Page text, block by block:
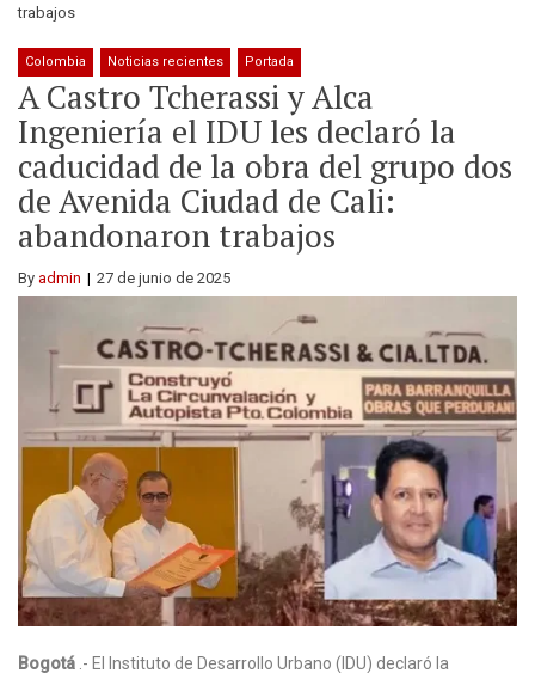
trabajos
Colombia Noticias recientes Portada
A Castro Tcherassi y Alca
Ingeniería el IDU les declaró la
caducidad de la obra del grupo dos
de Avenida Ciudad de Cali:
abandonaron trabajos
By admin 27 de junio de 2025
Bogotá .- El Instituto de Desarrollo Urbano (IDU) declaró la